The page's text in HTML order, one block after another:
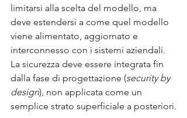
limitarsi alla scelta del modello, ma
deve estendersi a come quel modello
viene alimentato, aggiornato e
interconnesso con i sistemi aziendali.
La sicurezza deve essere integrata fin
dalla fase di progettazione (security by
design), non applicata come un
semplice strato superficiale a posteriori.